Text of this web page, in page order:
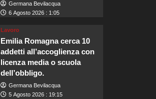
Germana Bevilacqua
6 Agosto 2026 : 1:05
Lavoro
Emilia Romagna cerca 10
addetti all’accoglienza con
licenza media o scuola
dell’obbligo.
Germana Bevilacqua
5 Agosto 2026 : 19:15